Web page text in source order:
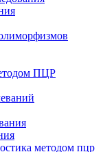
ПЦР
методом пцр